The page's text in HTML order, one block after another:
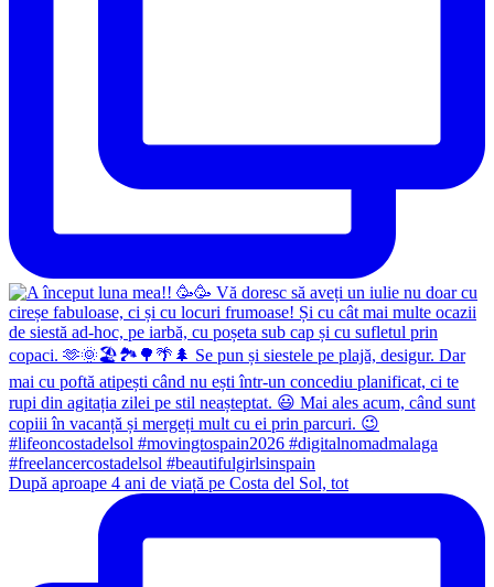
După aproape 4 ani de viață pe Costa del Sol, tot